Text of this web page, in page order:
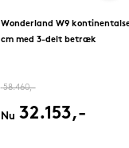
Wonderland W9
cm med 3-delt betræk
58.460,-
Nu 32.153,-